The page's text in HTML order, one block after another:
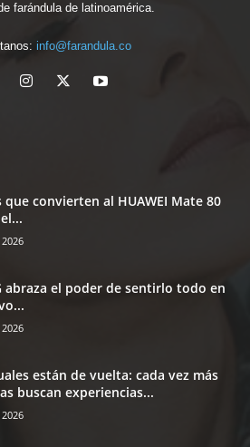
farándula de latinoamérica.
info@farandula.co
que convierten al HUAWEI Mate 80
abraza el poder de sentirlo todo en
están de vuelta: cada vez más
buscan experiencias...